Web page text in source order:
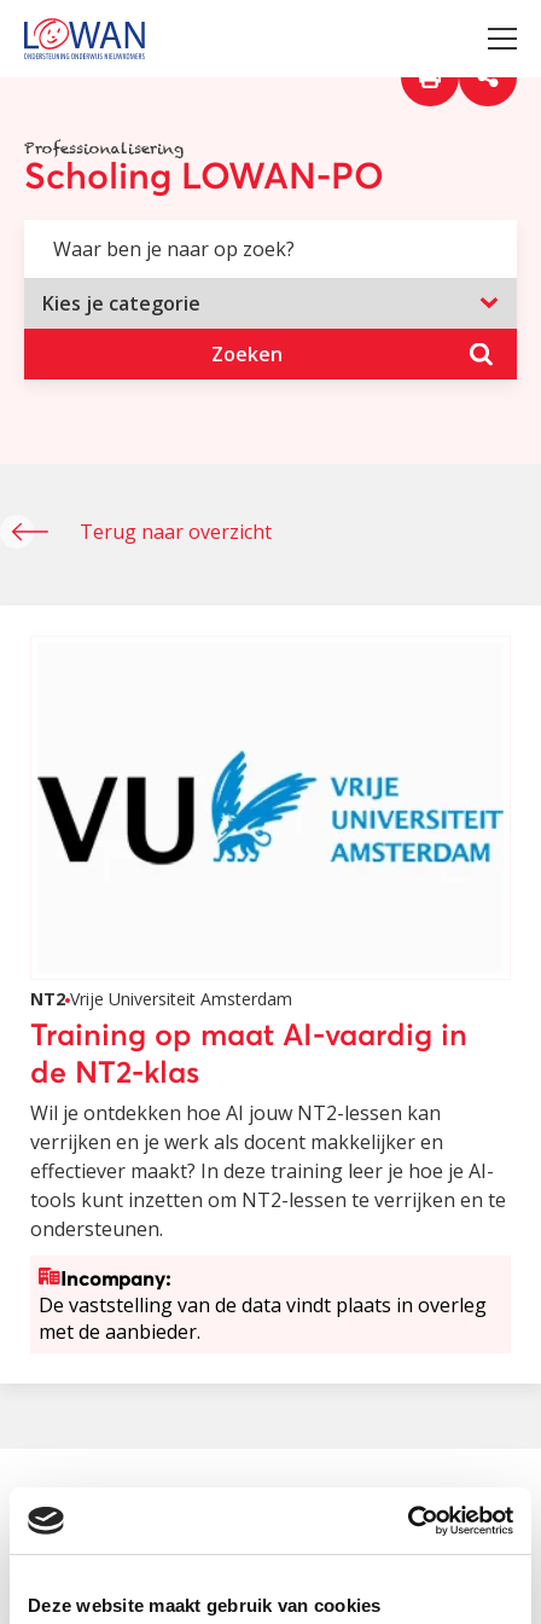
Deze website maakt gebruik van cookies
Professionalisering
Scholing LOWAN-PO
Zoeken
Terug naar overzicht
NT2 Vrije Universiteit Amsterdam
Training op maat AI-vaardig in
de NT2-klas
Wil je ontdekken hoe AI jouw NT2-lessen kan
verrijken en je werk als docent makkelijker en
effectiever maakt? In deze training leer je hoe je AI-
tools kunt inzetten om NT2-lessen te verrijken en te
ondersteunen.
Incompany:
De vaststelling van de data vindt plaats in overleg
met de aanbieder.
Aanbieder
Vrije Universiteit Amsterdam
NT2